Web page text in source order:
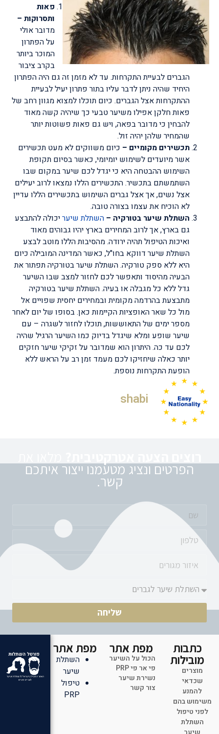
פאות
ותסרוקות –
מדובר אולי
על הפתרון
המוכר ביותר
בקרב ציבור
הגברים לבעיית התקרחות. עד לא מזמן זה גם היה הפתרון
היחיד שהיה ניתן לדבר עליו בתור פתרון יעיל לבעיית
ההתקרחות אצל הגברים. כיום תוכלו למצוא מגוון רחב של
פאות חלקן אפילו משיער טבעי כך שיהיה קשה מאוד
להבחין כי מדובר בפאה, ויש גם פאות פשוטות יותר
שהמחיר שלהן יהיה זול.
תכשירים מקומיים – כיום משווקים לא מעט תכשירים
אשר מיועדים לשימוש יומיומי, כאשר בסיום תקופת
השימוש ההבטחה היא כי יגדל לכם שיער במקום שבו
השתמשתם בתכשיר. התכשירים הללו נמצאו לרוב יעילים
אצל נשים, אך אצל גברים השימוש בתכשירים הללו עדיין
לא הוכיח את עצמו בצורה טובה.
השתלת שיער בטורקיה – השתלת שיעריכולה להתבצע
גם בארץ, אך לרוב המחירים בארץ יהיו גבוהים מאוד
ואיכות הטיפול תהיה ירודה. מהסיבות הללו מוטב לבצע
השתלת שיער דווקא בחו"ל, כאשר המדינה המובילה כיום
היא ללא ספק טורקיה. השתלת שיער בטורקיה תפתור את
הבעיה מהיסוד ותאפשר לכם לחזור למצב שבו השיער
גדל ללא כל מגבלה או בעיה. השתלת שיער בטורקיה
מתבצעת בהרדמה מקומית ובמחירים יחסית שפויים אל
מול כל שאר האופציות הקיימות כאן. בסופו של יום לאחר
מספר ימים של התאוששות, תוכלו לחזור לשגרה – עם
שיער שופע ומלא שיגדל בדיוק כמו השיער הרגיל שהיה
לכם עד כה. היתרון הוא שמדובר על זקיקי שיער חזקים
יותר כאלה שיחזיקו לכם מעמד זמן רב על הראש ללא
הופעת התקרחות נוספת.
shabi
הפרטים ונציג מטעמנו ייצור איתכם
קשר.
שליחה
כתבות
מובילות
מוצרים
שכדאי
להמנע
משימוש בהם
לפני טיפול
השתלת
מפת אתר
הכול על השיער
פי אר פי PRP
נשירת שיער
צור קשר
מפת אתר
השתלת
שיער
טיפול
PRP